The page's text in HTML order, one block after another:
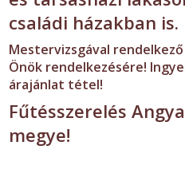
családi házakban is.
Mestervizsgával
Önök rendelkezésére!
árajánlat tétel!
Fűtésszerelés
megye!